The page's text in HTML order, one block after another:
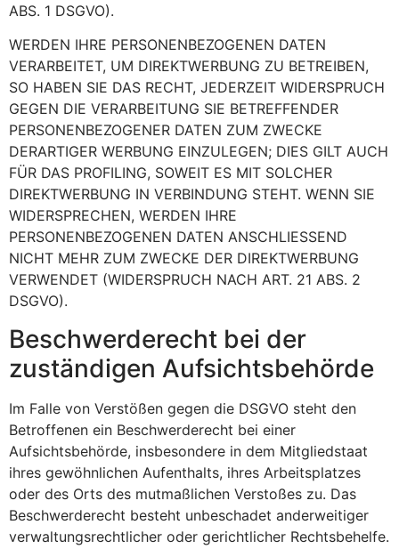
ABS. 1 DSGVO).
WERDEN IHRE PERSONENBEZOGENEN DATEN
VERARBEITET, UM DIREKTWERBUNG ZU BETREIBEN,
SO HABEN SIE DAS RECHT, JEDERZEIT WIDERSPRUCH
GEGEN DIE VERARBEITUNG SIE BETREFFENDER
PERSONENBEZOGENER DATEN ZUM ZWECKE
DERARTIGER WERBUNG EINZULEGEN; DIES GILT AUCH
FÜR DAS PROFILING, SOWEIT ES MIT SOLCHER
DIREKTWERBUNG IN VERBINDUNG STEHT. WENN SIE
WIDERSPRECHEN, WERDEN IHRE
PERSONENBEZOGENEN DATEN ANSCHLIESSEND
NICHT MEHR ZUM ZWECKE DER DIREKTWERBUNG
VERWENDET (WIDERSPRUCH NACH ART. 21 ABS. 2
DSGVO).
Beschwerde­recht bei der
zuständigen Aufsichts­behörde
Im Falle von Verstößen gegen die DSGVO steht den
Betroffenen ein Beschwerderecht bei einer
Aufsichtsbehörde, insbesondere in dem Mitgliedstaat
ihres gewöhnlichen Aufenthalts, ihres Arbeitsplatzes
oder des Orts des mutmaßlichen Verstoßes zu. Das
Beschwerderecht besteht unbeschadet anderweitiger
verwaltungsrechtlicher oder gerichtlicher Rechtsbehelfe.